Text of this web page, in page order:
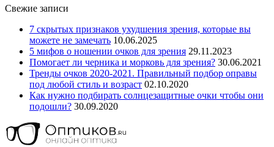
Свежие записи
7 скрытых признаков ухудшения зрения, которые вы
можете не замечать 10.06.2025
5 мифов о ношении очков для зрения 29.11.2023
Помогает ли черника и морковь для зрения? 30.06.2021
Тренды очков 2020-2021. Правильный подбор оправы
под любой стиль и возраст 02.10.2020
Как нужно подбирать солнцезащитные очки чтобы они
подошли? 30.09.2020